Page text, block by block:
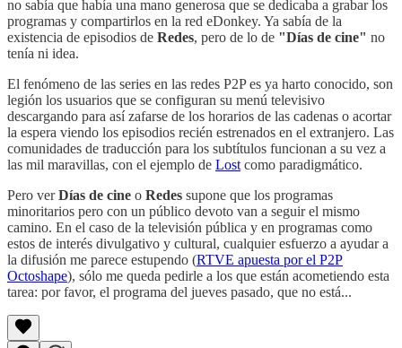
no sabía que había una mano generosa que se dedicaba a grabar los
programas y compartirlos en la red eDonkey. Ya sabía de la
existencia de episodios de Redes, pero de lo de "Días de cine" no
tenía ni idea.
El fenómeno de las series en las redes P2P es ya harto conocido, son
legión los usuarios que se configuran su menú televisivo
descargando para así zafarse de los horarios de las cadenas o acortar
la espera viendo los episodios recién estrenados en el extranjero. Las
comunidades de traducción para los subtítulos funcionan a su vez a
las mil maravillas, con el ejemplo de Lost como paradigmático.
Pero verDías de cine o Redes supone que los programas
minoritarios pero con un público devoto van a seguir el mismo
camino. En el caso de la televisión pública y en programas como
estos de interés divulgativo y cultural, cualquier esfuerzo a ayudar a
la difusión me parece estupendo (RTVE apuesta por el P2P
Octoshape), sólo me queda pedirle a los que están acometiendo esta
tarea: por favor, el programa del jueves pasado, que no está...